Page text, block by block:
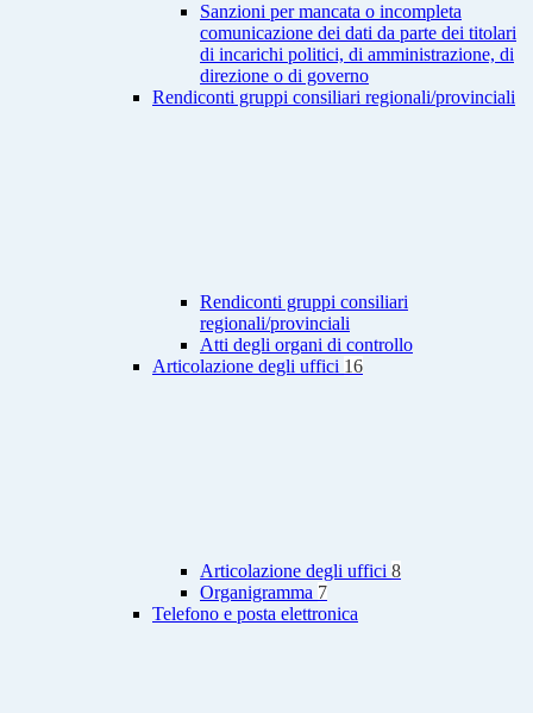
Sanzioni per mancata o incompleta
comunicazione dei dati da parte dei titolari
di incarichi politici, di amministrazione, di
direzione o di governo
Rendiconti gruppi consiliari regionali/provinciali
Rendiconti gruppi consiliari
regionali/provinciali
Atti degli organi di controllo
Articolazione degli uffici 16
Articolazione degli uffici 8
Organigramma 7
Telefono e posta elettronica